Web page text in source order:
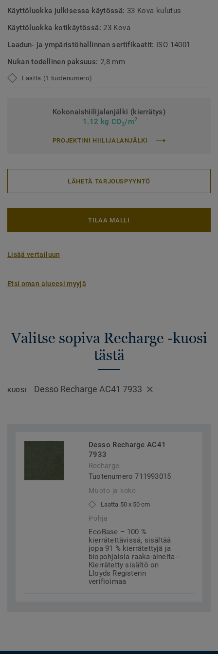
Käyttöluokka julkisessa käytössä: 33 Kova kulutus
Käyttöluokka kotikäytössä: 23 Kova
Laadun- ja ympäristöhallinnan sertifikaatit: ISO 14001
Nukan todellinen paksuus: 2,8 mm
Laatta (1 tuotenumero)
Kokonaishiilijalanjälki (kierrätys)
1.12 kg CO2/m2
PROJEKTINI HIILIJALANJÄLKI
LÄHETÄ TARJOUSPYYNTÖ
TILAA MALLI
Lisää vertailuun
Etsi oman alueesi myyjä
Valitse sopiva Recharge -kuosi
tästä
KUOSI Desso Recharge AC41 7933
Desso Recharge AC41
7933
Recharge
Tuotenumero 711993015
Muoto ja koko
Laatta 50 x 50 cm
Pohja
EcoBase – 100 %
kierrätettävissä, sisältää
jopa 91 % kierrätettyjä ja
biopohjaisia raaka-aineita -
Kierrätetty sisältö on
Lloyds Registerin
verifioimaa